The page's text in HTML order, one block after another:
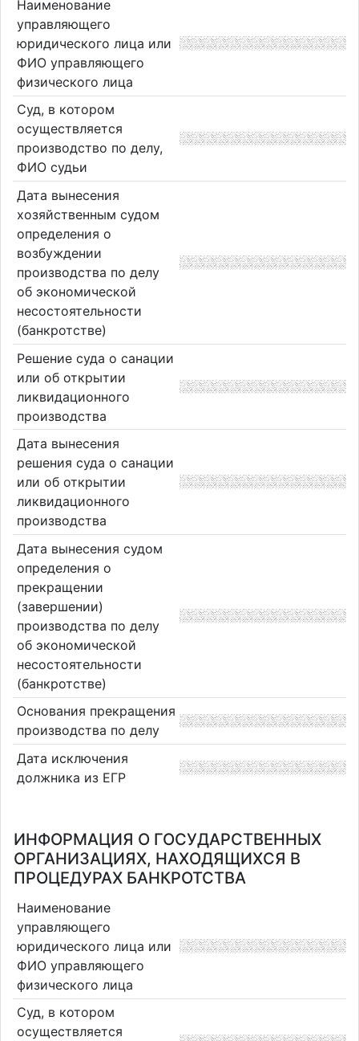
Наименование
управляющего
юридического лица или
ФИО управляющего
физического лица
Суд, в котором
осуществляется
производство по делу,
ФИО судьи
Дата вынесения
хозяйственным судом
определения о
возбуждении
производства по делу
об экономической
несостоятельности
(банкротстве)
Решение суда о санации
или об открытии
ликвидационного
производства
Дата вынесения
решения суда о санации
или об открытии
ликвидационного
производства
Дата вынесения судом
определения о
прекращении
(завершении)
производства по делу
об экономической
несостоятельности
(банкротстве)
Основания прекращения
производства по делу
Дата исключения
должника из ЕГР
ИНФОРМАЦИЯ О ГОСУДАРСТВЕННЫХ
ОРГАНИЗАЦИЯХ, НАХОДЯЩИХСЯ В
ПРОЦЕДУРАХ БАНКРОТСТВА
Наименование
управляющего
юридического лица или
ФИО управляющего
физического лица
Суд, в котором
осуществляется